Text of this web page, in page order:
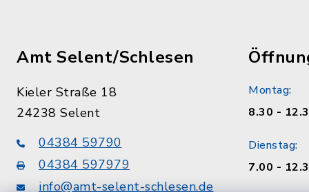
Amt Selent/Schlesen
Kieler Straße 18
24238 Selent
04384 59790
04384 597979
info@amt-selent-schlesen.de
Montag:
8.30 -
Dienstag:
7.00 -